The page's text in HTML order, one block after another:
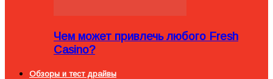
Чем может привлечь любого Fresh
Casino?
Обзоры и тест драйвы